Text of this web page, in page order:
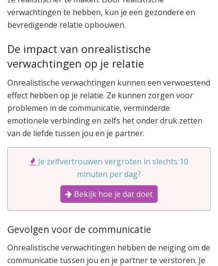
verwachtingen te hebben, kun je een gezondere en
bevredigende relatie opbouwen.
De impact van onrealistische
verwachtingen op je relatie
Onrealistische verwachtingen kunnen een verwoestend
effect hebben op je relatie. Ze kunnen zorgen voor
problemen in de communicatie, verminderde
emotionele verbinding en zelfs het onder druk zetten
van de liefde tussen jou en je partner.
Je zelfvertrouwen vergroten in slechts 10
minuten per dag?
Bekijk hoe je dat doet
Gevolgen voor de communicatie
Onrealistische verwachtingen hebben de neiging om de
communicatie tussen jou en je partner te verstoren. Je